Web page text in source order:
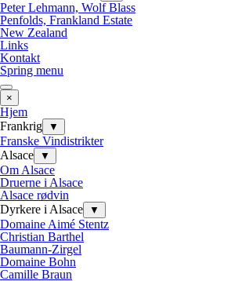
Peter Lehmann, Wolf Blass
Penfolds, Frankland Estate
New Zealand
Links
Kontakt
Spring menu
×
Hjem
Frankrig
▼
Franske Vindistrikter
Alsace
▼
Om Alsace
Druerne i Alsace
Alsace rødvin
Dyrkere i Alsace
▼
Domaine Aimé Stentz
Christian Barthel
Baumann-Zirgel
Domaine Bohn
Camille Braun